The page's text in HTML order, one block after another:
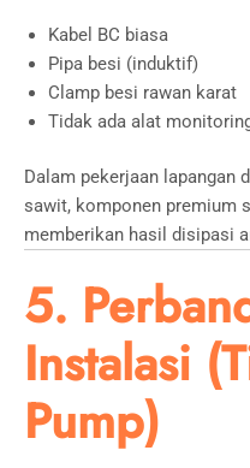
Kabel BC biasa
Pipa besi (induktif)
Clamp besi rawan karat
Tidak ada alat
Dalam pekerjaan lapangan
sawit, komponen premium
memberikan hasil disipasi
5.
Instalasi
Pump)